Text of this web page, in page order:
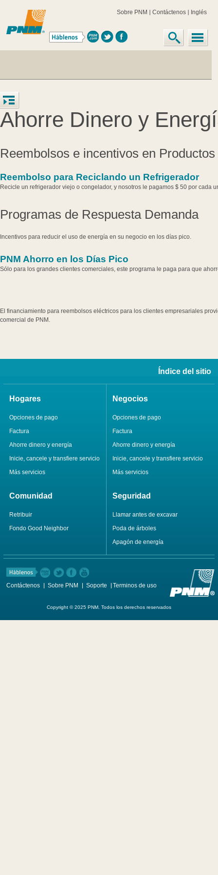
Sobre PNM Contáctenos Inglés
Ahorre Dinero y
Reembolsos e incentivos en
Reembolso para Reciclando un Refrigerador
Recicle un refrigerador viejo o congelador, y nosotros le pagamos $ 50 por cada
Programas de Respuesta Demanda
Incentivos para reducir el uso de energía en su negocio en los días pico.
PNM Ahorro en los Días Pico
Sólo para los grandes clientes comerciales, este programa le paga para que
El financiamiento para reembolsos eléctricos para los clientes empresariales
comercial de PNM.
Índice del sitio
Hogares
Opciones de pago
Factura
Ahorre dinero y energía
Inicie, cancele y transfiere servicio
Más servicios
Negocios
Opciones de pago
Factura
Ahorre dinero y energía
Inicie, cancele y transfiere servicio
Más servicios
Comunidad
Retribuir
Fondo Good Neighbor
Seguridad
Llamar antes de excavar
Poda de árboles
Apagón de energía
Contáctenos Sobre PNM Soporte Terminos de uso
Copyright © 2025 PNM. Todos los derechos reservados